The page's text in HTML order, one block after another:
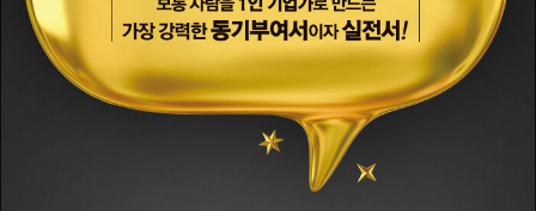
h.com)에서는 그를 ‘역사상 가장 성공한 온라인 트레이너 중 한
명’이라고 부르기도 했다. 〈앙트레프레너(Entrepreneur)〉지에서는
그의 세미나를 ‘사업가가 반드시 참가해야 하는 톱 5 세미나’로 지목
했다. 동기부여와 비즈니스 마케팅 분야의 세계적 권위자로 인정받는
그는 마하리시 어워드(Maharishi Award)를 수상했으며, 엑스프라
이즈 재단(Xprize Foundation)의 혁신위원으로도 활동 중이다. 하